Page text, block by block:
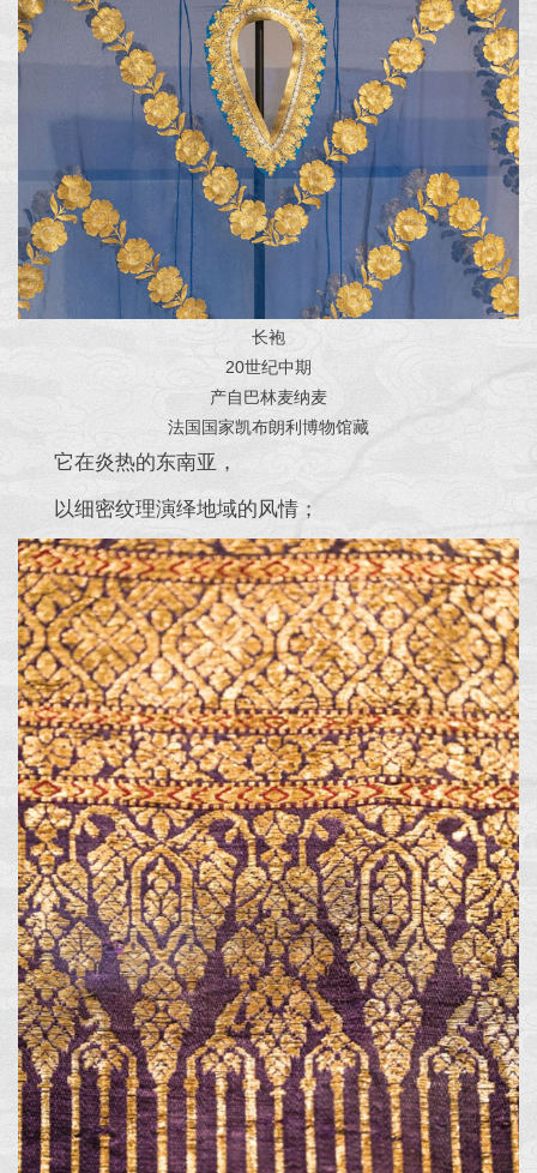
长袍
20世纪中期
产自巴林麦纳麦
法国国家凯布朗利博物馆藏
它在炎热的东南亚，
以细密纹理演绎地域的风情；